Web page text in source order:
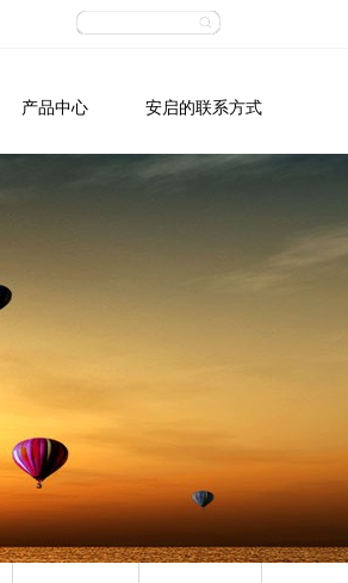
产品中心 安启的联系方式